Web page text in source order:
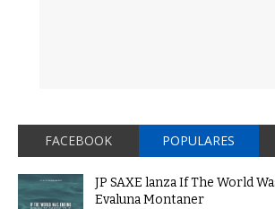
FACEBOOK POPULARES
JP SAXE lanza If The World
Evaluna Montaner